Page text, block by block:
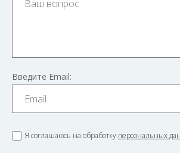
Введите Email:
Я соглашаюсь на обработку персональных